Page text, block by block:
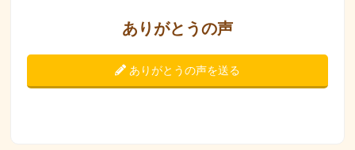
ありがとうの声
ありがとうの声を送る